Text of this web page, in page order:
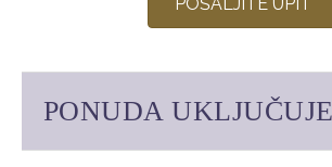
PONUDA UKLJUČUJE